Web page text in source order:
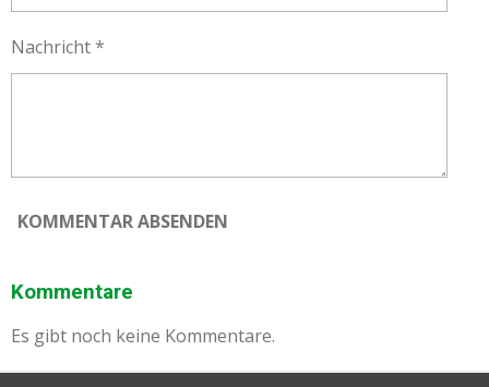
Nachricht *
KOMMENTAR ABSENDEN
Kommentare
Es gibt noch keine Kommentare.